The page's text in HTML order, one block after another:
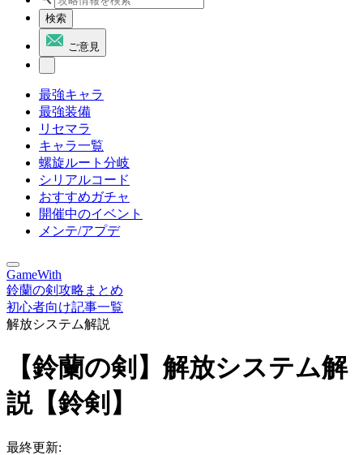
検索
ご意見
最強キャラ
最強装備
リセマラ
キャラ一覧
螺旋ルート分岐
シリアルコード
おすすめガチャ
開催中のイベント
メンテ/アプデ
GameWith
鈴蘭の剣攻略まとめ
初心者向け記事一覧
解放システム解説
【鈴蘭の剣】解放システム解
説【鈴剣】
最終更新: